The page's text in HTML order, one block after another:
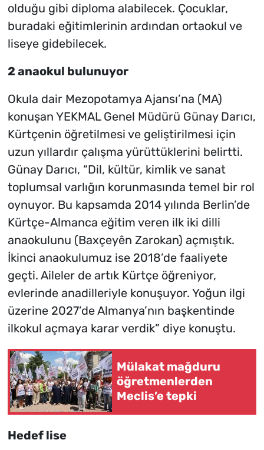
olduğu gibi diploma alabilecek. Çocuklar,
buradaki eğitimlerinin ardından ortaokul ve
liseye gidebilecek.
2 anaokul bulunuyor
Okula dair Mezopotamya Ajansı’na (MA)
konuşan YEKMAL Genel Müdürü Günay Darıcı,
Kürtçenin öğretilmesi ve geliştirilmesi için
uzun yıllardır çalışma yürüttüklerini belirtti.
Günay Darıcı, “Dil, kültür, kimlik ve sanat
toplumsal varlığın korunmasında temel bir rol
oynuyor. Bu kapsamda 2014 yılında Berlin’de
Kürtçe-Almanca eğitim veren ilk iki dilli
anaokulunu (Baxçeyên Zarokan) açmıştık.
İkinci anaokulumuz ise 2018’de faaliyete
geçti. Aileler de artık Kürtçe öğreniyor,
evlerinde anadilleriyle konuşuyor. Yoğun ilgi
üzerine 2027’de Almanya’nın başkentinde
ilkokul açmaya karar verdik” diye konuştu.
Mülakat mağduru
öğretmenlerden
Meclis’e tepki
Hedef lise